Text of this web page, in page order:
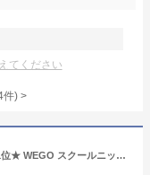
てください
件) >
＼20％OFFクーポン利用で2640円／楽天1位★ WEGO スクールニットカーディガン レディース カーディガン 制服 学生 学生服 高校生 中学生 女子 女子高生 学校 事務 事務服 ゆったり 洗える 黒 ベージュ 白 春 秋 冬 ウィゴー